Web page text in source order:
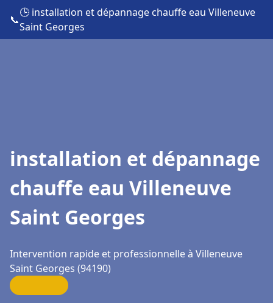
📞
🕒 installation et dépannage chauffe eau Villeneuve
Saint Georges
installation et dépannage
chauffe eau Villeneuve
Saint Georges
Intervention rapide et professionnelle à Villeneuve
Saint Georges (94190)